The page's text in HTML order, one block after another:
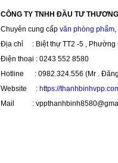
CÔNG TY TNHH ĐẦU TƯ
Chuyên cung cấp văn phòng phẩm,
Địa chỉ : Biệt thự TT2 -5 , Phường
Điện thoại : 0243 552 8580
Hotline : 0982.324.556 (Mr .
Website : https://
Mail :